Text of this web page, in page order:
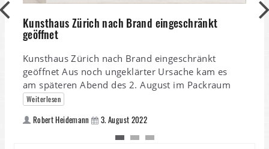
Kunsthaus Zürich nach Brand eingeschränkt
geöffnet
Kunsthaus Zürich nach Brand eingeschränkt
geöffnet Aus noch ungeklärter Ursache kam es
am späteren Abend des 2. August im Packraum
Weiterlesen
Robert Heidemann 3. August 2022